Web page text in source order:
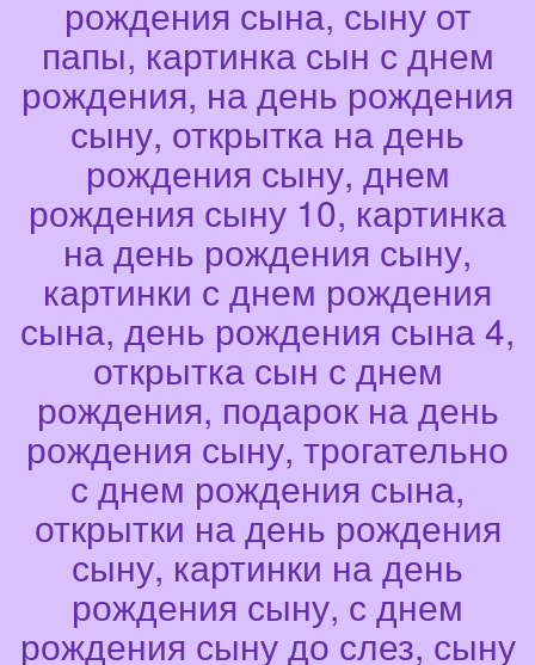
рождения сына, сыну от
папы, картинка сын с днем
рождения, на день рождения
сыну, открытка на день
рождения сыну, днем
рождения сыну 10, картинка
на день рождения сыну,
картинки с днем рождения
сына, день рождения сына 4,
открытка сын с днем
рождения, подарок на день
рождения сыну, трогательно
с днем рождения сына,
открытки на день рождения
сыну, картинки на день
рождения сыну, с днем
рождения сыну до слез, сыну